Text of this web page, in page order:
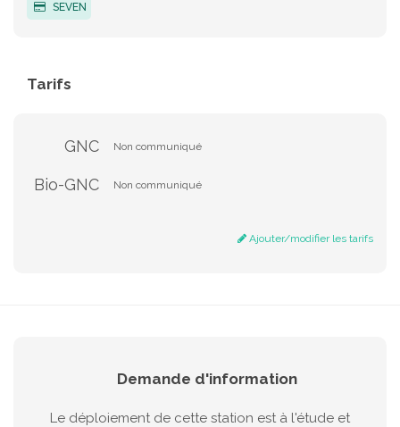
SEVEN
Tarifs
GNC Non communiqué
Bio-GNC Non communiqué
Ajouter/modifier les tarifs
Demande d'information
Le déploiement de cette station est à l'étude et